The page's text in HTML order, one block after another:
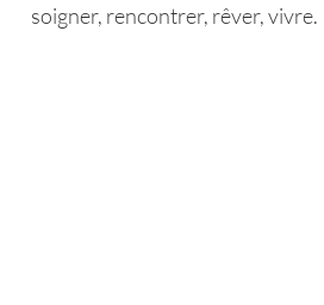
soigner, rencontrer, rêver, vivre.